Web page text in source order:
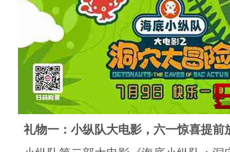
礼物一：小纵队大电影，六一惊喜提前